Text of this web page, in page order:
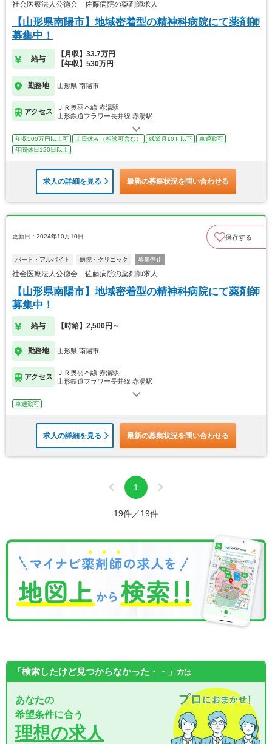
社会医療法人公徳会 佐藤病院の薬剤師求人
【山形県南陽市】地域密着型の精神科病院にて薬剤師
募集中！
給与
【月収】33.7万円
【年収】530万円
勤務地 山形県 南陽市
アクセス
ＪＲ奥羽本線 赤湯駅
山形鉄道フラワー長井線 赤湯駅
年収500万円以上可 土日休み（相談可含む） 残業月10ｈ以下
車通勤可
年間休日120日以上
求人の詳細を見る 最新の募集状況を問い合わせる
更新日：2024年10月10日 保存する
パート・アルバイト 病院・クリニック 募集停止
社会医療法人公徳会 佐藤病院の薬剤師求人
【山形県南陽市】地域密着型の精神科病院にて薬剤師
募集中！
給与 【時給】2,500円～
勤務地 山形県 南陽市
アクセス
ＪＲ奥羽本線 赤湯駅
山形鉄道フラワー長井線 赤湯駅
車通勤可
求人の詳細を見る 最新の募集状況を問い合わせる
1
19件／19件
「検索したけど見つからなかった・・」 方は
あなたの
希望条件に合う
理想の求人